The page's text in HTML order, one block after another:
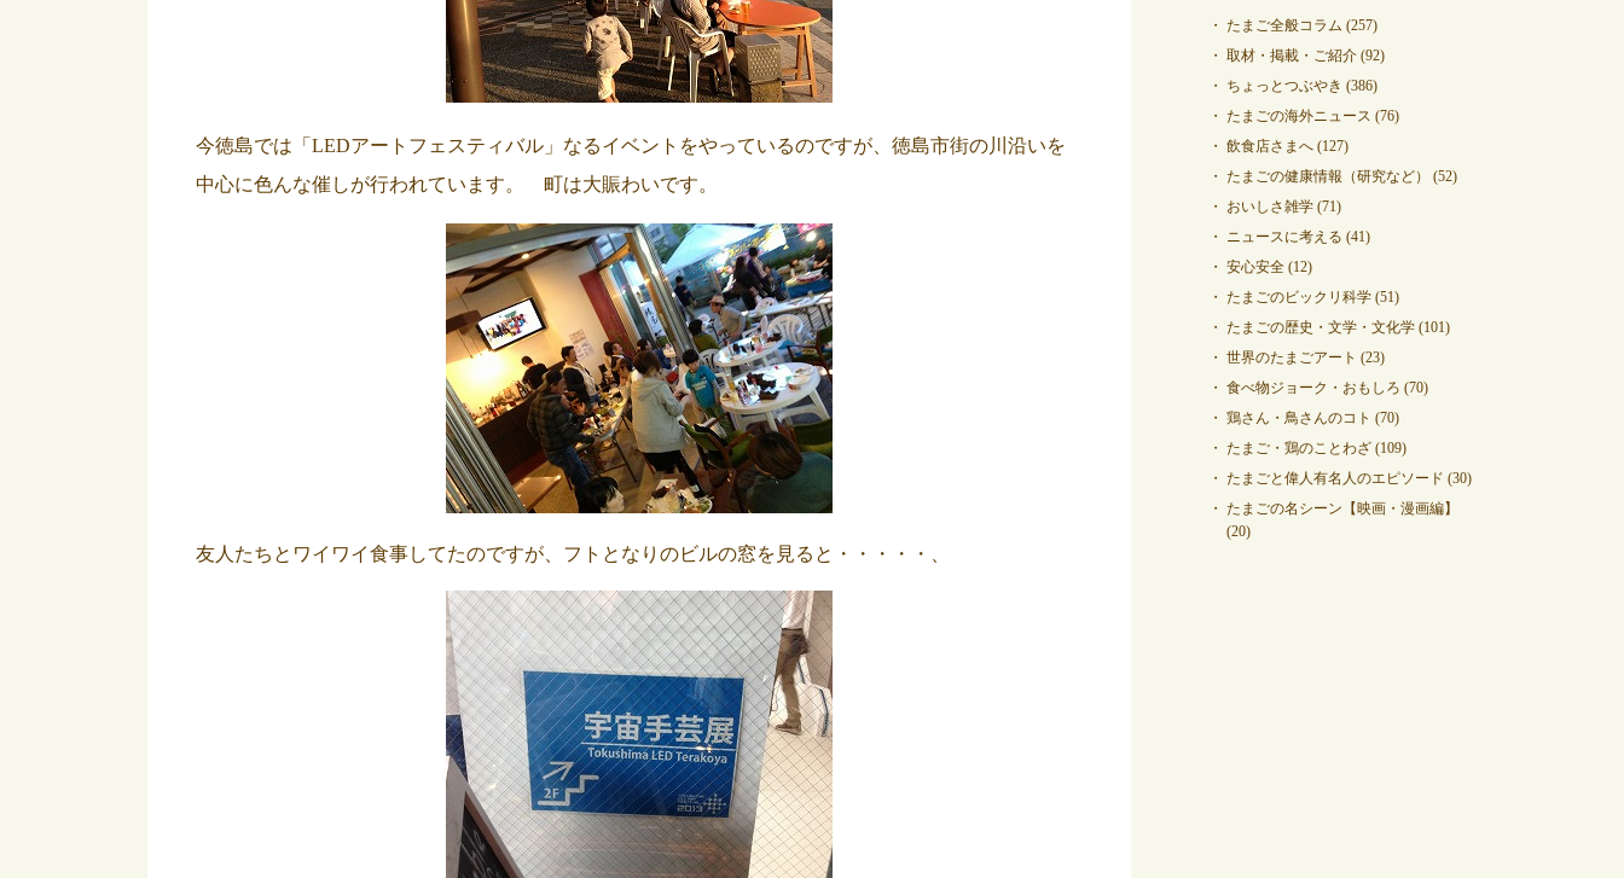
今徳島では「LEDアートフェスティバル」なるイベントをやっているのですが、徳島市街の川沿いを
中心に色んな催しが行われています。 町は大賑わいです。
友人たちとワイワイ食事してたのですが、フトとなりのビルの窓を見ると・・・・・、
たまご全般コラム (257)
取材・掲載・ご紹介 (92)
ちょっとつぶやき (386)
たまごの海外ニュース (76)
飲食店さまへ (127)
たまごの健康情報（研究など）
(52)
おいしさ雑学 (71)
ニュースに考える (41)
安心安全 (12)
たまごのビックリ科学 (51)
たまごの歴史・文学・文化学 (101)
世界のたまごアート (23)
食べ物ジョーク・おもしろ (70)
鶏さん・鳥さんのコト (70)
たまご・鶏のことわざ (109)
たまごと偉人有名人のエピソード (30)
たまごの名シーン【映画・漫画編】
(20)